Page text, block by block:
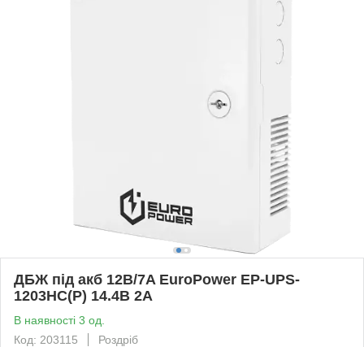
ДБЖ під акб 12В/7A EuroPower EP-UPS-
1203HC(P) 14.4В 2А
В наявності 3 од.
Код: 203115
Роздріб